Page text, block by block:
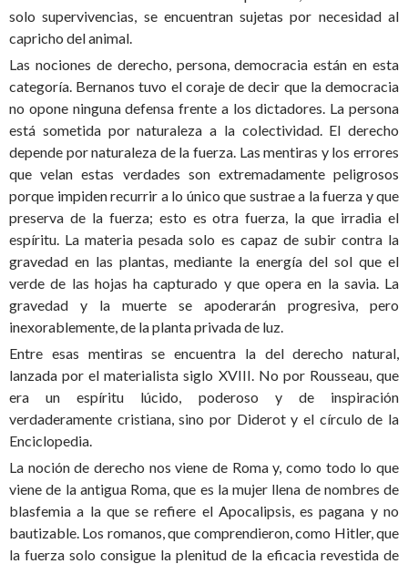
solo supervivencias, se encuentran sujetas por necesidad al
capricho del animal.
Las nociones de derecho, persona, democracia están en esta
categoría. Bernanos tuvo el coraje de decir que la democracia
no opone ninguna defensa frente a los dictadores. La persona
está sometida por naturaleza a la colectividad. El derecho
depende por naturaleza de la fuerza. Las mentiras y los errores
que velan estas verdades son extremadamente peligrosos
porque impiden recurrir a lo único que sustrae a la fuerza y que
preserva de la fuerza; esto es otra fuerza, la que irradia el
espíritu. La materia pesada solo es capaz de subir contra la
gravedad en las plantas, mediante la energía del sol que el
verde de las hojas ha capturado y que opera en la savia. La
gravedad y la muerte se apoderarán progresiva, pero
inexorablemente, de la planta privada de luz.
Entre esas mentiras se encuentra la del derecho natural,
lanzada por el materialista siglo XVIII. No por Rousseau, que
era un espíritu lúcido, poderoso y de inspiración
verdaderamente cristiana, sino por Diderot y el círculo de la
Enciclopedia.
La noción de derecho nos viene de Roma y, como todo lo que
viene de la antigua Roma, que es la mujer llena de nombres de
blasfemia a la que se refiere el Apocalipsis, es pagana y no
bautizable. Los romanos, que comprendieron, como Hitler, que
la fuerza solo consigue la plenitud de la eficacia revestida de